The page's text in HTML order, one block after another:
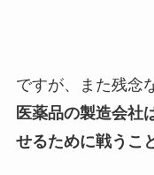
ですが、また残念
医薬品の製造会社
せるために戦うこ